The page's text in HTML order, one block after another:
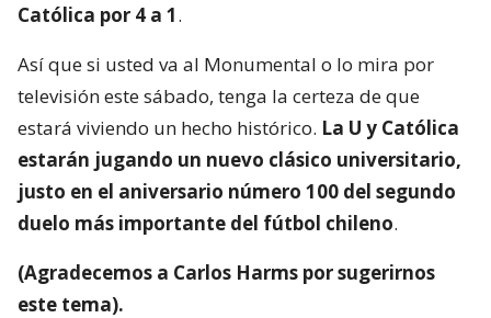
Católica por 4 a 1.
Así que si usted va al Monumental o lo mira por
televisión este sábado, tenga la certeza de que
estará viviendo un hecho histórico. La U y Católica
estarán jugando un nuevo clásico universitario,
justo en el aniversario número 100 del segundo
duelo más importante del fútbol chileno.
(Agradecemos a Carlos Harms por sugerirnos
este tema).